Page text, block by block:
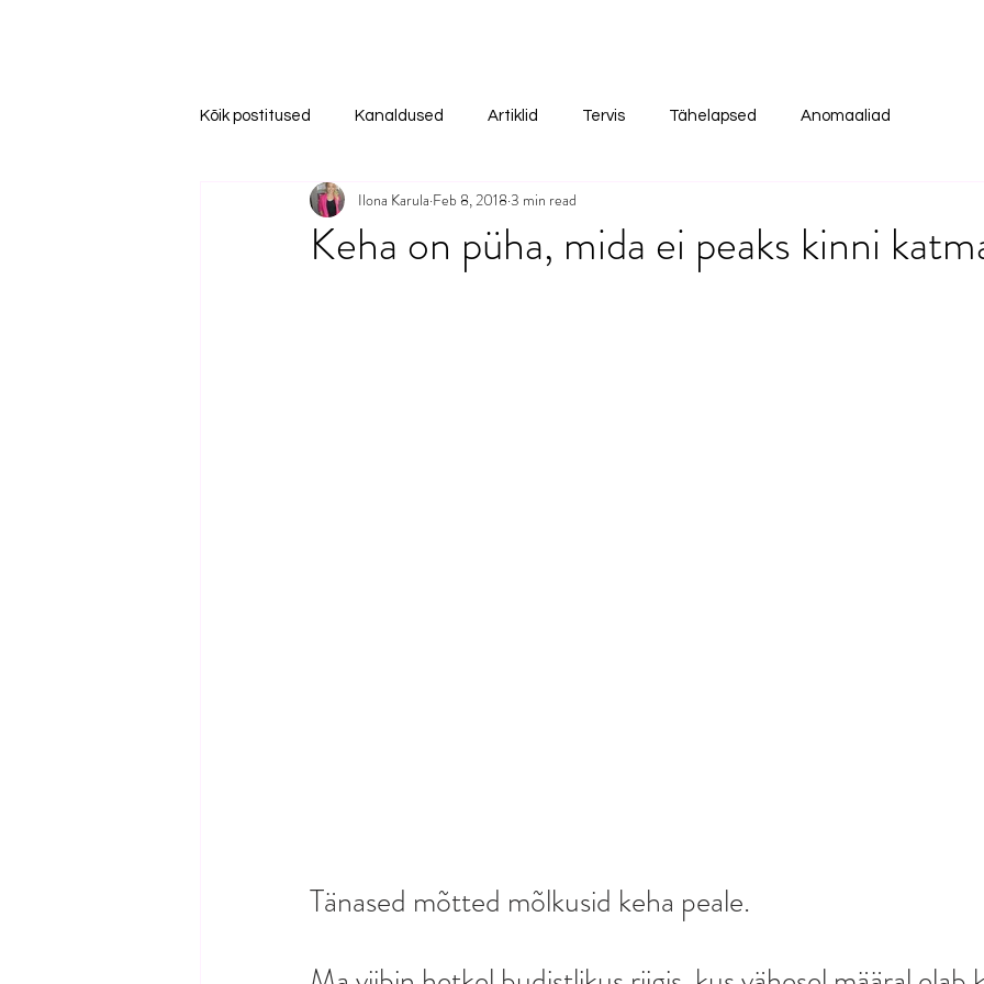
Kõik postitused Kanaldused Artiklid Tervis Tähelapsed Anomaaliad
Keha on püha, mida ei peaks kinni
Ilona Karula Feb 8, 20183 min read
Tänased mõtted mõlkusid keha peale.